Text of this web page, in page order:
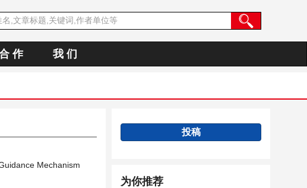
作 我 们
Mechanism
投稿
为你推荐